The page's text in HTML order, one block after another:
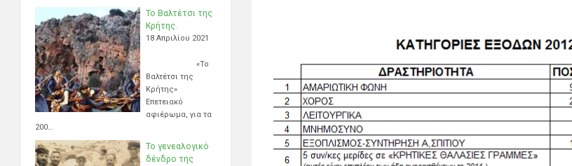
Το Βαλτέτσι της
Κρήτης.
18 Απριλίου 2021
«Το
Βαλτέτσι της
Κρήτης»
Επετειακό
αφιέρωμα, για τα
200…
Το γενεαλογικό
δένδρο της